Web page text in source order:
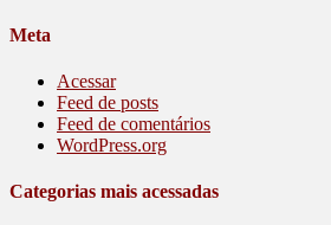
Meta
Acessar
Feed de posts
Feed de comentários
WordPress.org
Categorias mais acessadas